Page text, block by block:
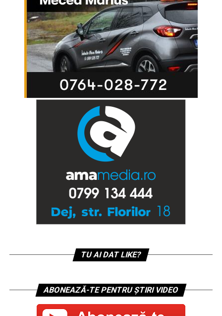
TU AI DAT LIKE?
ABONEAZĂ-TE PENTRU ȘTIRI VIDEO